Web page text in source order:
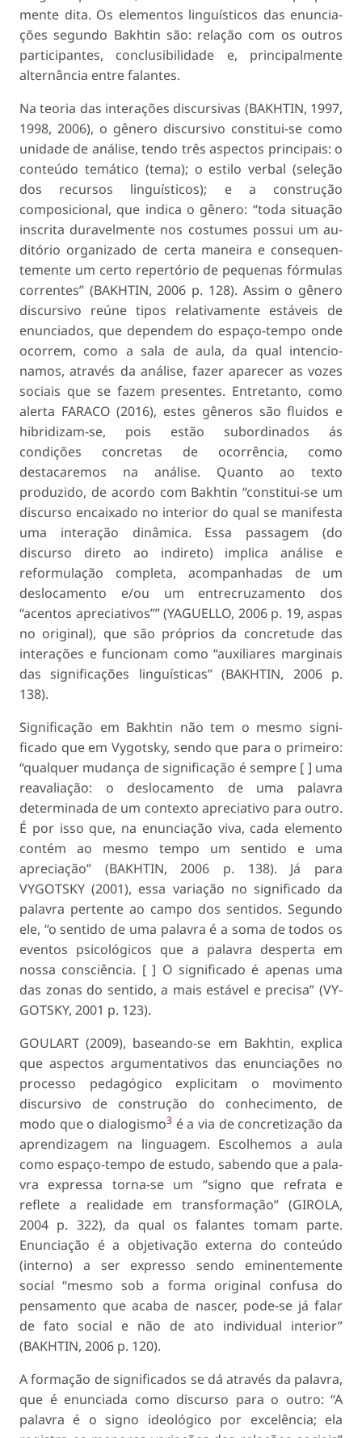
mente dita. Os elementos linguísticos das enuncia­
ções segundo Bakhtin são: relação com os outros
participantes, conclusibilidade e, principalmente
alternância entre falantes.
Na teoria das interações discursivas (BAKHTIN, 1997,
1998, 2006), o gênero discursivo constitui-se como
unidade de análise, tendo três aspectos prin­cipais: o
conteúdo temático (tema); o estilo verbal (seleção
dos recursos linguísticos); e a construção
composicional, que indica o gênero: “toda situação
inscrita duravelmente nos costumes possui um au­
ditório organizado de certa maneira e consequen­
temente um certo repertório de pequenas fórmulas
correntes” (BAKHTIN, 2006 p. 128). Assim o gêne­ro
discursivo reúne tipos relativamente estáveis de
enunciados, que dependem do espaço-tempo onde
ocorrem, como a sala de aula, da qual intencio­
namos, através da análise, fazer aparecer as vozes
sociais que se fazem presentes. Entretanto, como
alerta FARACO (2016), estes gêneros são fluidos e
hibridizam-se, pois estão subordinados ás
condições concretas de ocorrência, como
destacaremos na análise. Quanto ao texto
produzido, de acordo com Bakhtin “constitui-se um
discurso encaixado no in­terior do qual se manifesta
uma interação dinâmica. Essa passagem (do
discurso direto ao indireto) impli­ca análise e
reformulação completa, acompanhadas de um
deslocamento e/ou um entrecruzamento dos
“acentos apreciativos”” (YAGUELLO, 2006 p. 19, aspas
no original), que são próprios da concretude das
interações e funcionam como “auxiliares mar­ginais
das significações linguísticas” (BAKHTIN, 2006 p.
138).
Significação em Bakhtin não tem o mesmo signi­
ficado que em Vygotsky, sendo que para o primeiro:
“qualquer mudança de significação é sempre [ ] uma
reavaliação: o deslocamento de uma pala­vra
determinada de um contexto apreciativo para outro.
É por isso que, na enunciação viva, cada elemento
contém ao mesmo tempo um sentido e uma
apreciação” (BAKHTIN, 2006 p. 138). Já para
VYGOTSKY (2001), essa variação no significado da
palavra pertente ao campo dos sentidos. Segundo
ele, “o sentido de uma palavra é a soma de todos os
eventos psicológicos que a palavra desperta em
nossa consciência. [ ] O significado é apenas uma
das zonas do sentido, a mais estável e precisa” (VY­
GOTSKY, 2001 p. 123).
GOULART (2009), baseando-se em Bakhtin, ex­plica
que aspectos argumentativos das enunciações no
processo pedagógico explicitam o movimen­to
discursivo de construção do conhecimento, de
modo que o dialogismo3 é a via de concretização da
aprendizagem na linguagem. Escolhemos a aula
como espaço-tempo de estudo, sabendo que a pala­
vra expressa torna-se um “signo que refrata e
reflete a realidade em transformação” (GIROLA,
2004 p. 322), da qual os falantes tomam parte.
Enunciação é a objetivação externa do conteúdo
(interno) a ser expresso sendo eminentemente
social “mesmo sob a forma original confusa do
pensamento que acaba de nascer, pode-se já falar
de fato social e não de ato individual interior”
(BAKHTIN, 2006 p. 120).
A formação de significados se dá através da pa­lavra,
que é enunciada como discurso para o outro: “A
palavra é o signo ideológico por excelência; ela